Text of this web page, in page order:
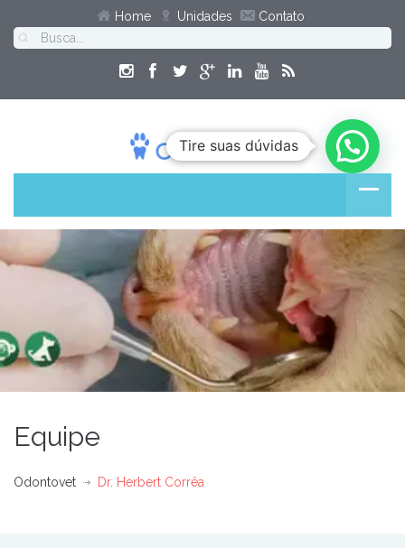
Home Unidades Contato
Equipe
Odontovet Dr. Herbert Corrêa
Tire suas dúvidas